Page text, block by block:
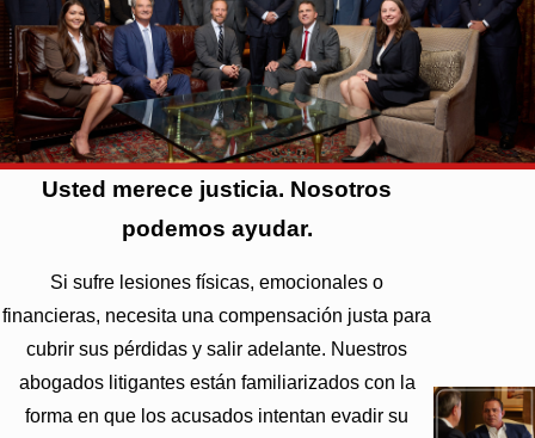
Usted merece justicia. Nosotros
podemos ayudar.
Si sufre lesiones físicas, emocionales o
financieras, necesita una compensación justa para
cubrir sus pérdidas y salir adelante. Nuestros
abogados litigantes están familiarizados con la
forma en que los acusados intentan evadir su